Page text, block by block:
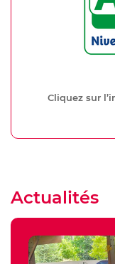
Cliquez sur
Actualités